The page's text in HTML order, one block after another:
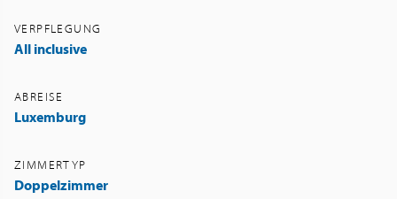
VERPFLEGUNG
All inclusive
ABREISE
Luxemburg
ZIMMERTYP
Doppelzimmer